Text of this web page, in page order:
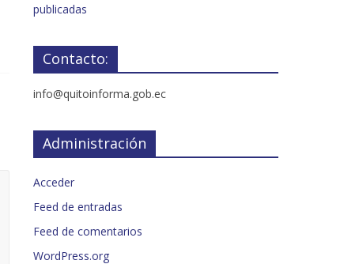
publicadas
Contacto:
info@quitoinforma.gob.ec
Administración
Acceder
Feed de entradas
Feed de comentarios
WordPress.org